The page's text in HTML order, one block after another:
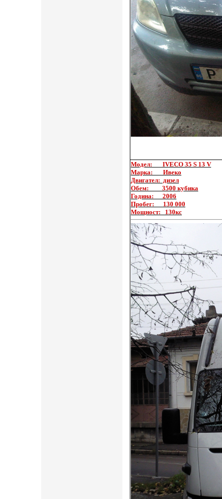
Модел: IVECO 35 S 13 V
Марка: Ивеко
Двигател: дизел
Обем: 3500 кубика
Година: 2006
Пробег: 130 000
Мощност: 130кс